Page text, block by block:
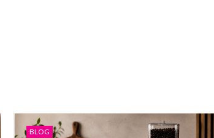
BLOG